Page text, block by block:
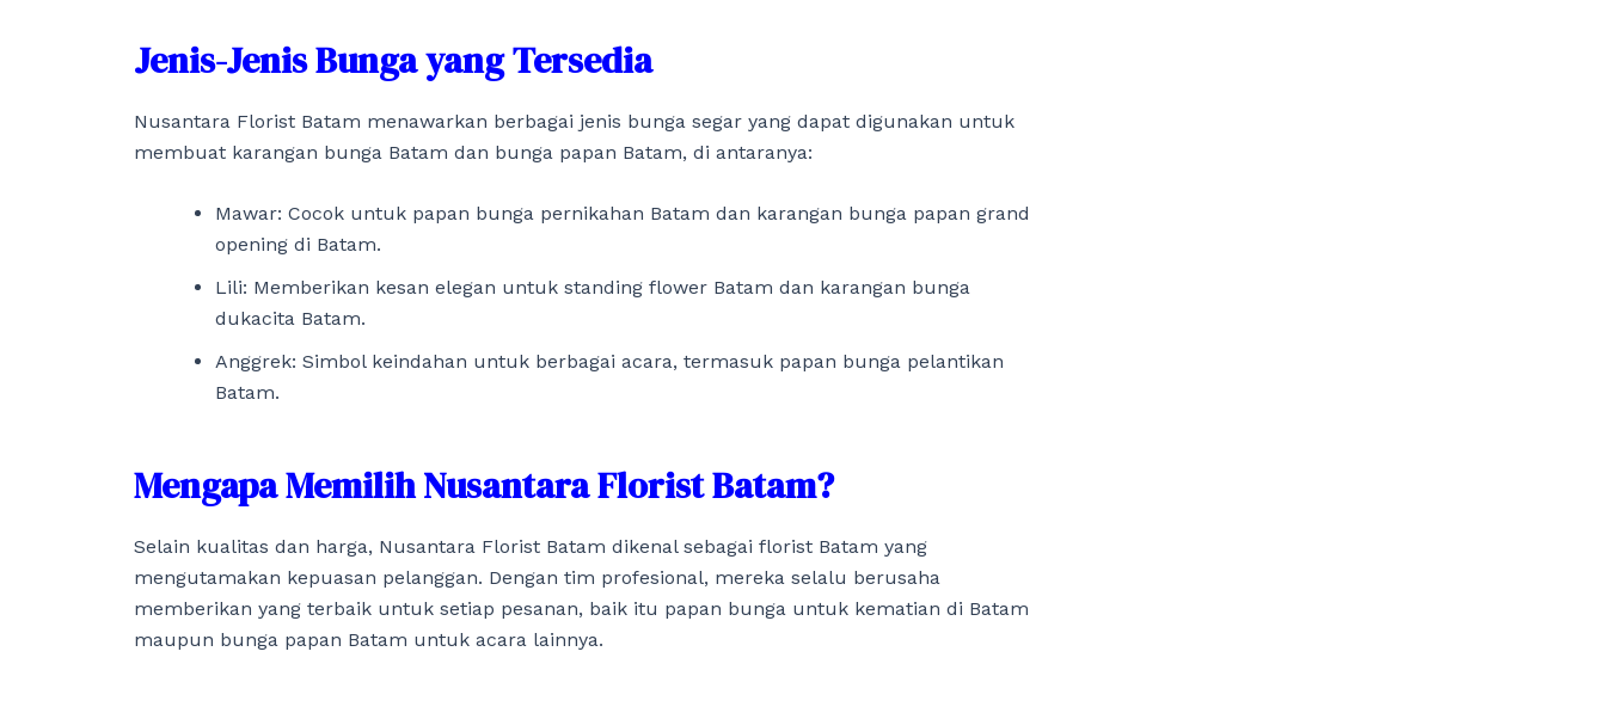
Jenis-Jenis Bunga yang Tersedia
Nusantara Florist Batam menawarkan berbagai jenis bunga segar yang dapat digunakan untuk
membuat karangan bunga Batam dan bunga papan Batam, di antaranya:
Mawar: Cocok untuk papan bunga pernikahan Batam dan karangan bunga papan grand
opening di Batam.
Lili: Memberikan kesan elegan untuk standing flower Batam dan karangan bunga
dukacita Batam.
Anggrek: Simbol keindahan untuk berbagai acara, termasuk papan bunga pelantikan
Batam.
Mengapa Memilih Nusantara Florist Batam?
Selain kualitas dan harga, Nusantara Florist Batam dikenal sebagai florist Batam yang
mengutamakan kepuasan pelanggan. Dengan tim profesional, mereka selalu berusaha
memberikan yang terbaik untuk setiap pesanan, baik itu papan bunga untuk kematian di Batam
maupun bunga papan Batam untuk acara lainnya.